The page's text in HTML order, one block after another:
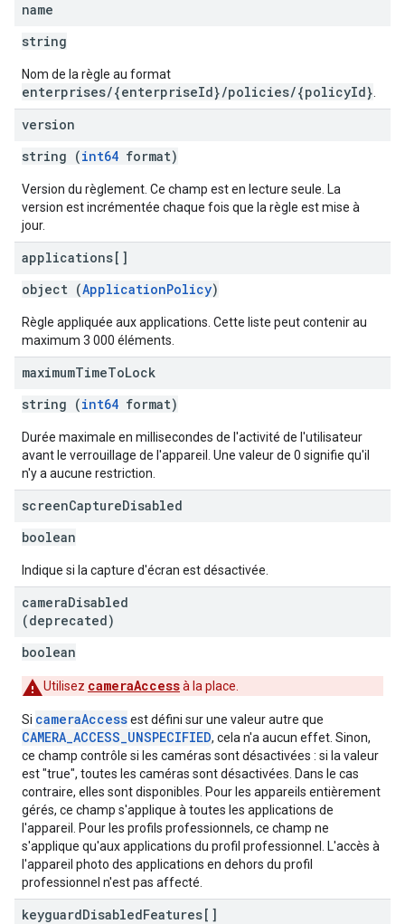
name
string
Nom de la règle au format
enterprises/{enterpriseId}/policies/{policyId}
version
string (int64 format)
Version du règlement. Ce champ est en lecture seule. La
version est incrémentée chaque fois que la règle est mise à
jour.
applications[]
object (ApplicationPolicy)
Règle appliquée aux applications. Cette liste peut contenir au
maximum 3 000 éléments.
maximumTimeToLock
string (int64 format)
Durée maximale en millisecondes de l'activité de l'utilisateur
avant le verrouillage de l'appareil. Une valeur de 0 signifie qu'il
n'y a aucune restriction.
screenCaptureDisabled
boolean
Indique si la capture d'écran est désactivée.
cameraDisabled
(deprecated)
boolean
Utilisez cameraAccessà la place.
Si cameraAccessest défini sur une valeur autre que
CAMERA_ACCESS_UNSPECIFIED, cela n'a aucun effet. Sinon,
ce champ contrôle si les caméras sont désactivées : si la valeur
est "true", toutes les caméras sont désactivées. Dans le cas
contraire, elles sont disponibles. Pour les appareils entièrement
gérés, ce champ s'applique à toutes les applications de
l'appareil. Pour les profils professionnels, ce champ ne
s'applique qu'aux applications du profil professionnel. L'accès à
l'appareil photo des applications en dehors du profil
professionnel n'est pas affecté.
keyguardDisabledFeatures[]